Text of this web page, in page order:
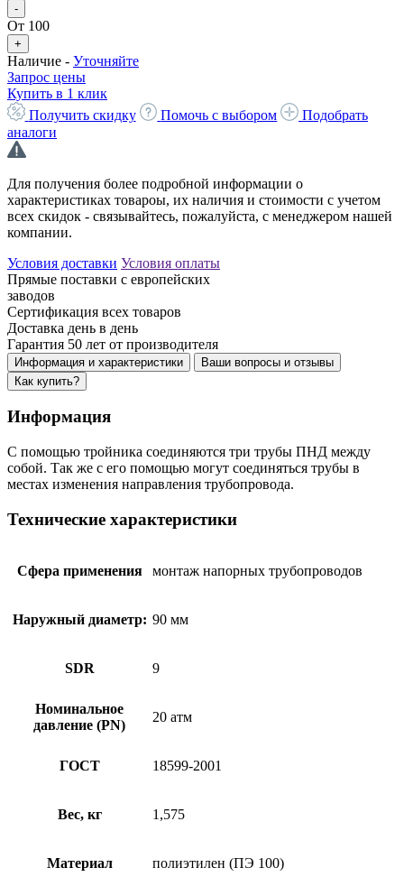
-
От 100
+
Наличие - Уточняйте
Запрос цены
Купить в 1 клик
Получить скидку
Помочь с выбором
Подобрать
аналоги
Для получения более подробной информации о
характеристиках товароы, их наличия и стоимости с учетом
всех скидок - связывайтесь, пожалуйста, с менеджером нашей
компании.
Условия доставки Условия оплаты
Прямые поставки с европейских
заводов
Сертификация всех товаров
Доставка день в день
Гарантия 50 лет от производителя
Информация и характеристики
Ваши вопросы и отзывы
Как купить?
Информация
С помощью тройника соединяются три трубы ПНД между
собой. Так же с его помощью могут соединяться трубы в
местах изменения направления трубопровода.
Технические характеристики
Сфера применения монтаж напорных трубопроводов
Наружный диаметр: 90 мм
SDR 9
Номинальное
давление (PN)
20 атм
ГОСТ 18599-2001
Вес, кг 1,575
Материал полиэтилен (ПЭ 100)